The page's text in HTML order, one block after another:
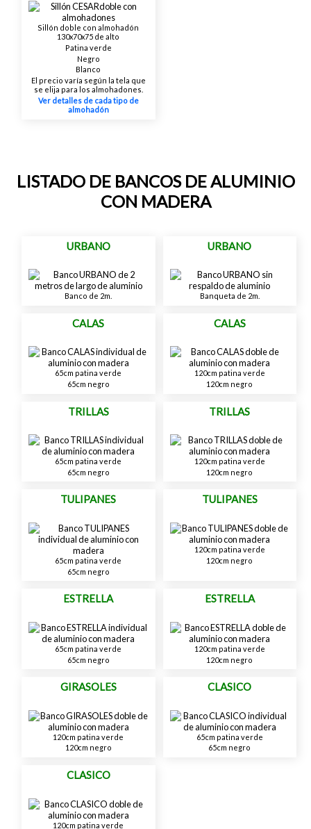
Sillón doble con almohadón
130x70x75 de alto
Patina verde
Negro
Blanco
El precio varía según la tela que
se elija para los almohadones.
Ver detalles de cada tipo de
almohadón
LISTADO DE BANCOS DE ALUMINIO
CON MADERA
URBANO
Banco de 2m.
URBANO
Banqueta de 2m.
CALAS
65cm patina verde
65cm negro
CALAS
120cm patina verde
120cm negro
TRILLAS
65cm patina verde
65cm negro
TRILLAS
120cm patina verde
120cm negro
TULIPANES
65cm patina verde
65cm negro
TULIPANES
120cm patina verde
120cm negro
ESTRELLA
65cm patina verde
65cm negro
ESTRELLA
120cm patina verde
120cm negro
GIRASOLES
120cm patina verde
120cm negro
CLASICO
65cm patina verde
65cm negro
CLASICO
120cm patina verde